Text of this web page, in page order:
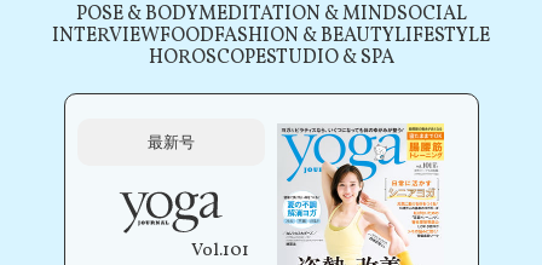
POSE & BODYMEDITATION & MINDSOCIAL
INTERVIEWFOODFASHION & BEAUTYLIFESTYLE
HOROSCOPESTUDIO & SPA
最新号
Vol.101